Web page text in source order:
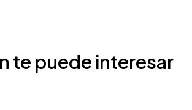
te puede interesar